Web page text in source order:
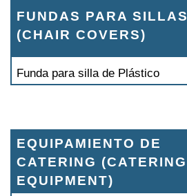
FUNDAS PARA SILLAS
(CHAIR COVERS)
Funda para silla de Plástico
EQUIPAMIENTO DE
CATERING (CATERING
EQUIPMENT)